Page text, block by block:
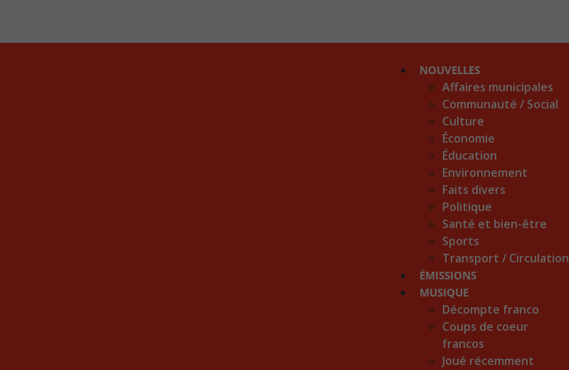
NOUVELLES
Affaires municipales
Communauté / Social
Culture
Économie
Éducation
Environnement
Faits divers
Politique
Santé et bien-être
Sports
Transport / Circulation
ÉMISSIONS
MUSIQUE
Décompte franco
Coups de coeur
francos
Joué récemment